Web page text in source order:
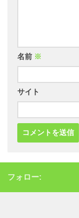
名前 ※
サイト
フォロー: